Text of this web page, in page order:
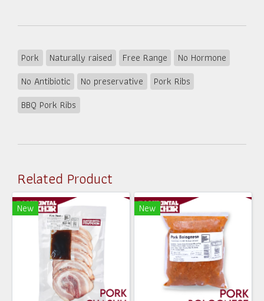
Pork Naturally raised Free Range
No Hormone
No Antibiotic
No preservative
Pork Ribs
BBQ Pork Ribs
Related Product
New New